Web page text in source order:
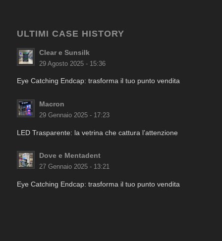
ULTIMI CASE HISTORY
Clear e Sunsilk
29 Agosto 2025 - 15:36
Eye Catching Endcap: trasforma il tuo punto vendita
Macron
29 Gennaio 2025 - 17:23
LED Trasparente: la vetrina che cattura l’attenzione
Dove e Mentadent
27 Gennaio 2025 - 13:21
Eye Catching Endcap: trasforma il tuo punto vendita